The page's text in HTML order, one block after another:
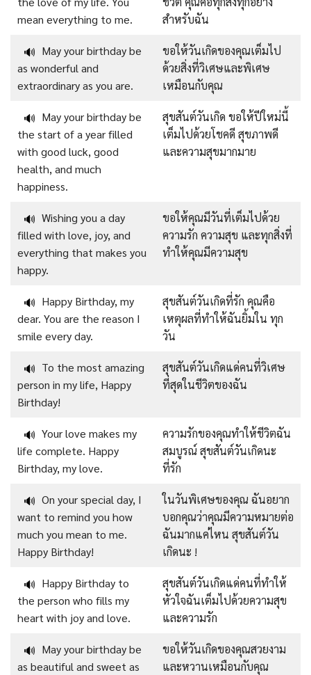
mean everything to me.
สำหรับฉัน
🔊 May your birthday be
as wonderful and
extraordinary as you are.
ขอให้วันเกิดของคุณเต็มไป
ด้วยสิ่งที่วิเศษและพิเศษ
เหมือนกับคุณ
🔊 May your birthday be
the start of a year filled
with good luck, good
health, and much
happiness.
สุขสันต์วันเกิด ขอให้ปีใหม่นี้
เต็มไปด้วยโชคดี สุขภาพดี
และความสุขมากมาย
🔊 Wishing you a day
filled with love, joy, and
everything that makes you
happy.
ขอให้คุณมีวันที่เต็มไปด้วย
ความรัก ความสุข และทุกสิ่งที่
ทำให้คุณมีความสุข
🔊 Happy Birthday, my
dear. You are the reason I
smile every day.
สุขสันต์วันเกิดที่รัก คุณคือ
เหตุผลที่ทำให้ฉันยิ้มใน ทุก
วัน
🔊 To the most amazing
person in my life, Happy
Birthday!
สุขสันต์วันเกิดแด่คนที่วิเศษ
ที่สุดในชีวิตของฉัน
🔊 Your love makes my
life complete. Happy
Birthday, my love.
ความรักของคุณทำให้ชีวิตฉัน
สมบูรณ์ สุขสันต์วันเกิดนะ
ที่รัก
🔊 On your special day, I
want to remind you how
much you mean to me.
Happy Birthday!
ในวันพิเศษของคุณ ฉันอยาก
บอกคุณว่าคุณมีความหมายต่อ
ฉันมากแค่ไหน สุขสันต์วัน
เกิดนะ !
🔊 Happy Birthday to
the person who fills my
heart with joy and love.
สุขสันต์วันเกิดแด่คนที่ทำให้
หัวใจฉันเต็มไปด้วยความสุข
และความรัก
🔊 May your birthday be
as beautiful and sweet as
ขอให้วันเกิดของคุณสวยงาม
และหวานเหมือนกับคุณ